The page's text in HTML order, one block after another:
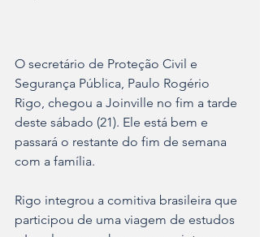
O secretário de Proteção Civil e
Segurança Pública, Paulo Rogério
Rigo, chegou a Joinville no fim a tarde
deste sábado (21). Ele está bem e
passará o restante do fim de semana
com a família.
Rigo integrou a comitiva brasileira que
participou de uma viagem de estudos